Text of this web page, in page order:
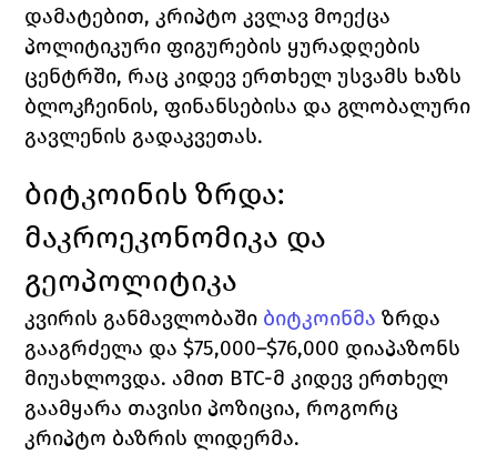
დამატებით, კრიპტო კვლავ მოექცა
პოლიტიკური ფიგურების ყურადღების
ცენტრში, რაც კიდევ ერთხელ უსვამს ხაზს
ბლოკჩეინის, ფინანსებისა და გლობალური
გავლენის გადაკვეთას.
ბიტკოინის ზრდა:
მაკროეკონომიკა და
გეოპოლიტიკა
კვირის განმავლობაში ბიტკოინმა ზრდა
გააგრძელა და $75,000–$76,000 დიაპაზონს
მიუახლოვდა. ამით BTC-მ კიდევ ერთხელ
გაამყარა თავისი პოზიცია, როგორც
კრიპტო ბაზრის ლიდერმა.